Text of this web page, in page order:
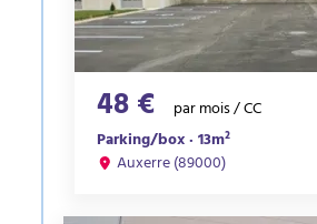
48 €
par mois / CC
Parking/box · 13m²
Auxerre (89000)